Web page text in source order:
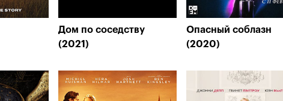
Дом по соседству
(2021)
Опасный соблазн
(2020)